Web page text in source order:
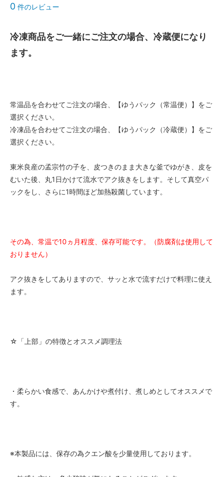
0 件のレビュー
冷凍商品をご一緒にご注文の場合、冷蔵便になり
ます。
常温品を合わせてご注文の場合、【ゆうパック（常温便）】をご
選択ください。
冷凍品を合わせてご注文の場合、【ゆうパック（冷蔵便）】をご
選択ください。
東米良産の孟宗竹の子を、皮つきのまま大きな釜でゆがき、皮を
むいた後、丸1日かけて流水でアク抜きをします。そして真空パ
ックをし、さらに1時間ほど加熱殺菌しています。
その為、常温で10ヵ月程度、保存可能です。（防腐剤は使用して
おりません）
アク抜きをしてありますので、サッと水で流すだけで料理に使え
ます。
☆「上部」の特徴とオススメ調理法
・柔らかい食感で、あんかけや煮付け、煮しめとしてオススメで
す。
※本製品には、保存の為クエン酸を少量使用しております。